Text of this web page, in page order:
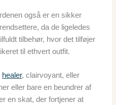
også er en sikker
da de ligeledes
tilbehør, hvor det tilføjer
til ethvert outfit.
healer, clairvoyant, eller
eller bare en beundrer af
en skat, der fortjener at